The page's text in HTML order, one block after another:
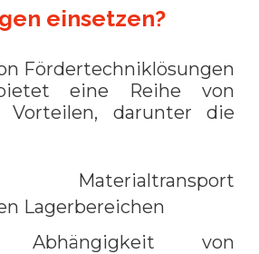
einsetzen?
Fördertechniklösungen
eine Reihe von
Vorteilen, darunter die
Materialtransport
Lagerbereichen
Abhängigkeit von